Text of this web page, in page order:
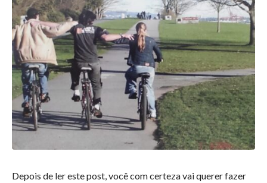
Depois de ler este post, você com certeza vai querer fazer